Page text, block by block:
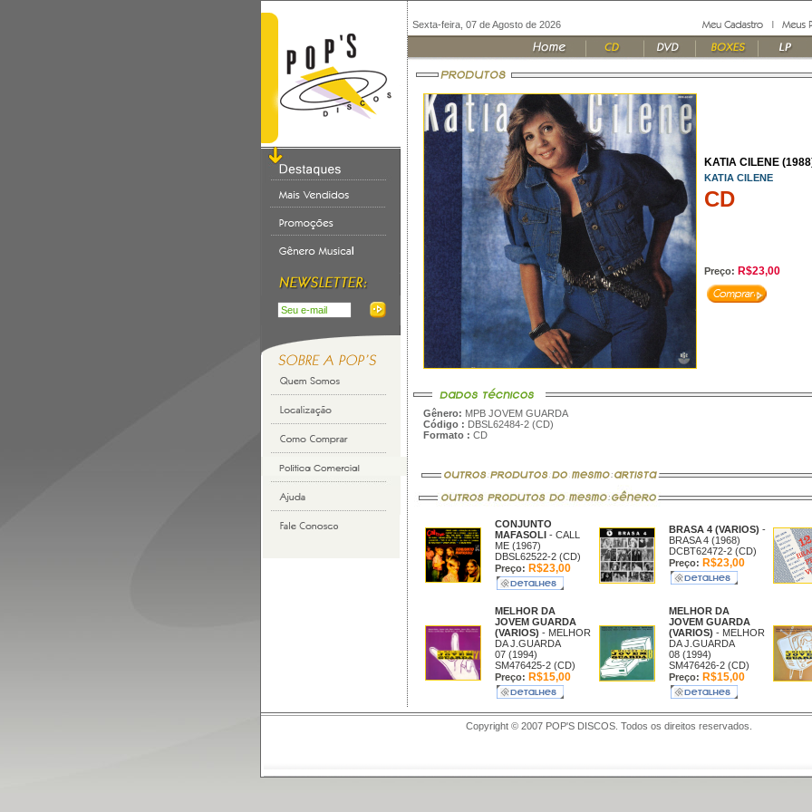
Sexta-feira, 07 de Agosto de 2026
KATIA CILENE
KATIA CILENE
CD
Preço: R$23,00
Gênero: MPB JOVEM GUARDA
Código : DBSL62484-2 (CD)
Formato : CD
CONJUNTO
MAFASOLI - CALL
ME (1967)
DBSL62522-2 (CD)
Preço: R$23,00
BRASA 4 (VARIOS) -
BRASA 4 (1968)
DCBT62472-2 (CD)
Preço: R$23,00
MELHOR DA
JOVEM GUARDA
(VARIOS) - MELHOR
DA J.GUARDA
07 (1994)
SM476425-2 (CD)
Preço: R$15,00
MELHOR DA
JOVEM GUARDA
(VARIOS) - MELHOR
DA J.GUARDA
08 (1994)
SM476426-2 (CD)
Preço: R$15,00
Copyright © 2007 POP'S DISCOS. Todos os direitos reservados.